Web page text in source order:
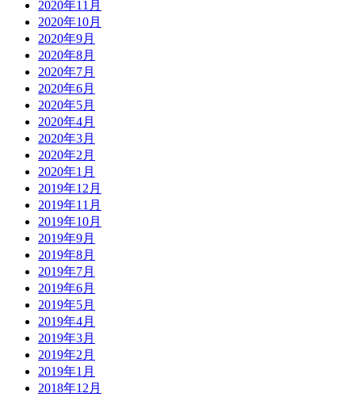
2020年11月
2020年10月
2020年9月
2020年8月
2020年7月
2020年6月
2020年5月
2020年4月
2020年3月
2020年2月
2020年1月
2019年12月
2019年11月
2019年10月
2019年9月
2019年8月
2019年7月
2019年6月
2019年5月
2019年4月
2019年3月
2019年2月
2019年1月
2018年12月